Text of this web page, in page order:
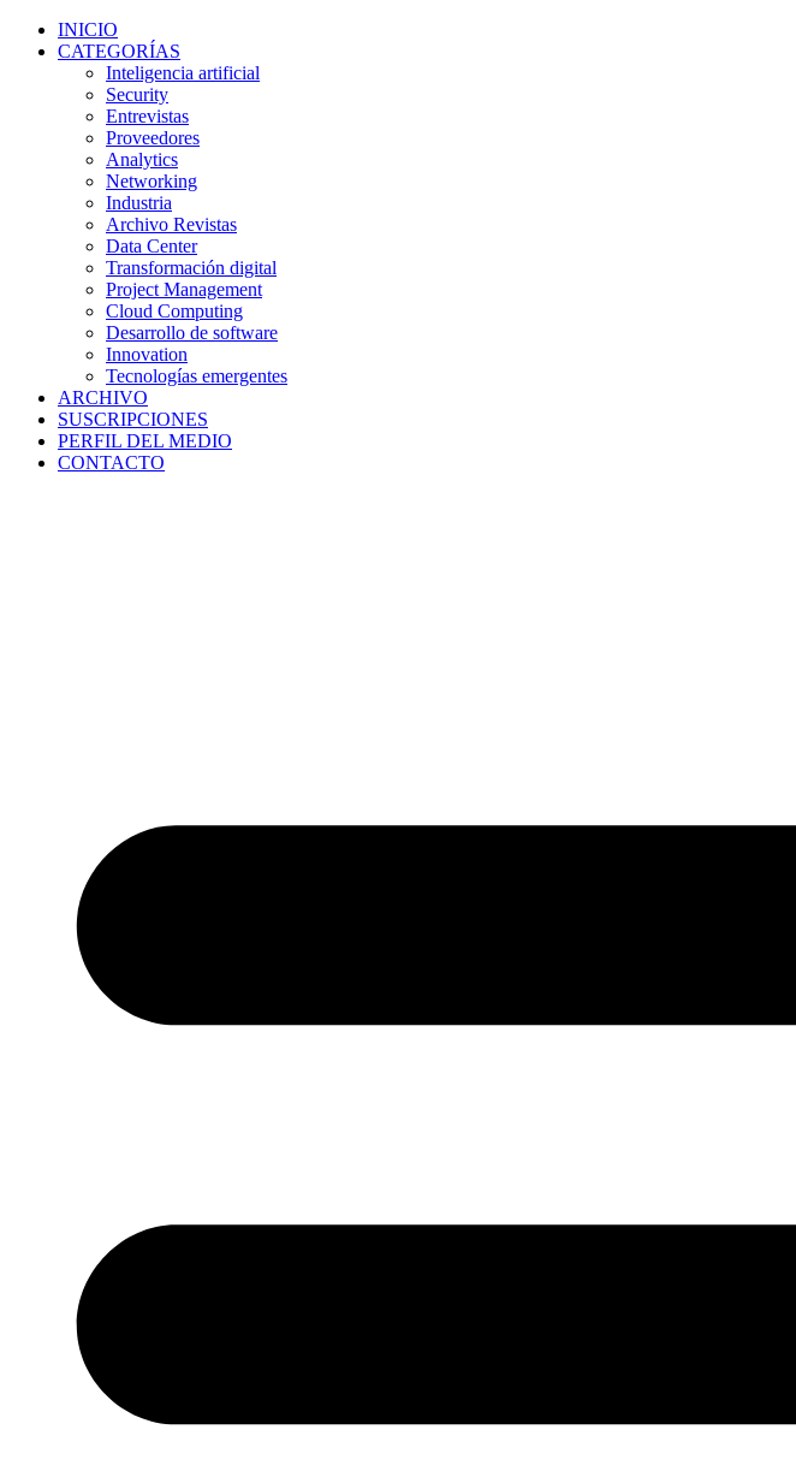
INICIO
CATEGORÍAS
Inteligencia artificial
Security
Entrevistas
Proveedores
Analytics
Networking
Industria
Archivo Revistas
Data Center
Transformación digital
Project Management
Cloud Computing
Desarrollo de software
Innovation
Tecnologías emergentes
ARCHIVO
SUSCRIPCIONES
PERFIL DEL MEDIO
CONTACTO